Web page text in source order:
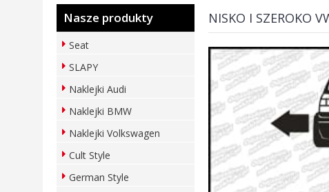
Nasze produkty
Seat
SLAPY
Naklejki Audi
Naklejki BMW
Naklejki Volkswagen
Cult Style
German Style
NISKO I SZEROKO